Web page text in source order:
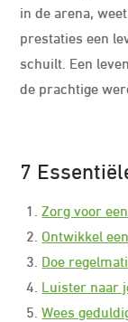
in de arena,
prestaties een
schuilt. Een
de prachtige
7
Zorg voor
Ontwikkel
Doe
Luister naar
Wees